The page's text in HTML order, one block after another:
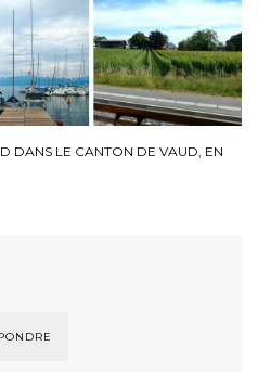
DANS LE CANTON DE VAUD, EN